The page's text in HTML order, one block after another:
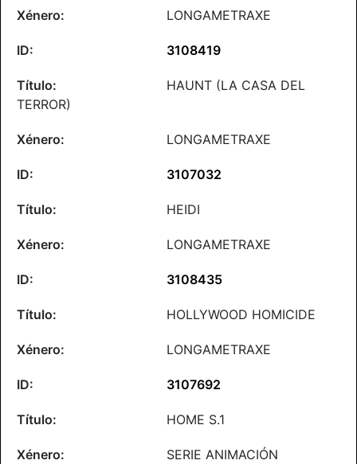
LONGAMETRAXE
3108419
HAUNT (LA CASA DEL
TERROR)
LONGAMETRAXE
3107032
HEIDI
LONGAMETRAXE
3108435
HOLLYWOOD HOMICIDE
LONGAMETRAXE
3107692
HOME S.1
SERIE ANIMACIÓN